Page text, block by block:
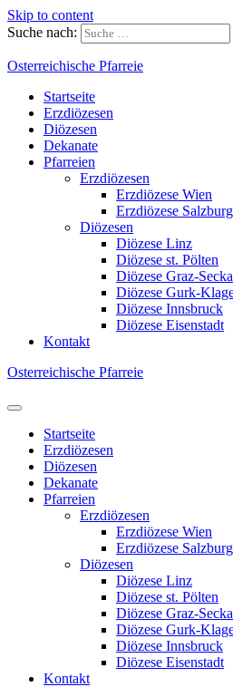
Skip to content
Suche nach:
Osterreichische Pfarreie
Startseite
Erzdiözesen
Diözesen
Dekanate
Pfarreien
Erzdiözesen
Erzdiözese Wien
Erzdiözese Salzburg
Diözesen
Diözese Linz
Diözese st. Pölten
Diözese Graz-
Diözese Gurk-
Diözese Innsbruck
Diözese Eisenstadt
Kontakt
Osterreichische Pfarreie
Startseite
Erzdiözesen
Diözesen
Dekanate
Pfarreien
Erzdiözesen
Erzdiözese Wien
Erzdiözese Salzburg
Diözesen
Diözese Linz
Diözese st. Pölten
Diözese Graz-
Diözese Gurk-
Diözese Innsbruck
Diözese Eisenstadt
Kontakt